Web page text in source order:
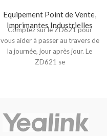
Equipement Point de Vente,
Imprimantes Industrielles
Comptez sur le ZD621 pour
vous aider à passer au travers de
la journée, jour après jour. Le
ZD621 se